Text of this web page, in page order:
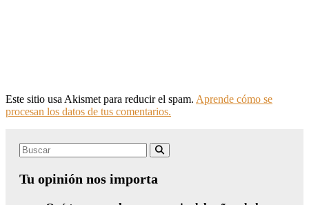
Este sitio usa Akismet para reducir el spam. Aprende cómo se
procesan los datos de tus comentarios.
Search
Tu opinión nos importa